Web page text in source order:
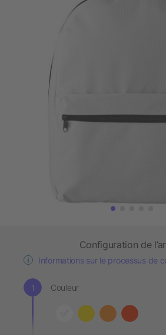
Configuration de
Informations sur le processus de
Couleur